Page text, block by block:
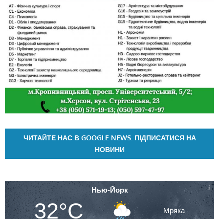
ЧИТАЙТЕ НАС В GOOGLE NEWS. ПІДПИСАТИСЯ НА
НОВИНИ
Нью-Йорк
32°C Мряка